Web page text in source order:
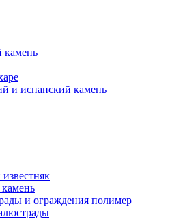
камень
и испанский камень
и ограждения полимер